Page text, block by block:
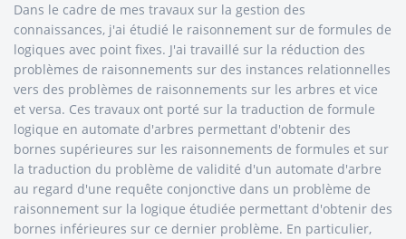
Dans le cadre de mes travaux sur la gestion des
connaissances, j'ai étudié le raisonnement sur de formules de
logiques avec point fixes. J'ai travaillé sur la réduction des
problèmes de raisonnements sur des instances relationnelles
vers des problèmes de raisonnements sur les arbres et vice
et versa. Ces travaux ont porté sur la traduction de formule
logique en automate d'arbres permettant d'obtenir des
bornes supérieures sur les raisonnements de formules et sur
la traduction du problème de validité d'un automate d'arbre
au regard d'une requête conjonctive dans un problème de
raisonnement sur la logique étudiée permettant d'obtenir des
bornes inférieures sur ce dernier problème. En particulier,